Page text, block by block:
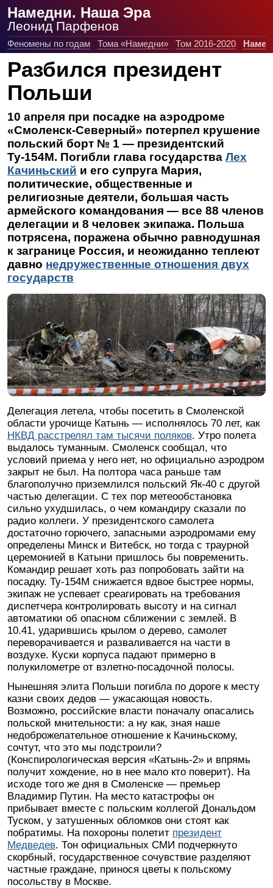
Намедни. Наша Эра
Леонид Парфенов
Феномены по годам Тома «Намедни» Том 2016-2020
Разбился президент
Польши
10 апреля при посадке на аэродроме
«Смоленск-Северный» потерпел крушение
польский борт № 1 — президентский
Ту-154М. Погибли глава государства Лех
Качиньский и его супруга Мария,
политические, общественные и
религиозные деятели, большая часть
армейского командования — все 88 членов
делегации и 8 человек экипажа. Польша
потрясена, поражена обычно равнодушная
к загранице Россия, и неожиданно теплеют
давно недружественные отношения двух
государств
Делегация летела, чтобы посетить в Смоленской
области урочище Катынь — исполнялось 70 лет, как
НКВД расстрелял там тысячи поляков. Утро полета
выдалось туманным. Смоленск сообщал, что
условий приема у него нет, но официально аэродром
закрыт не был. На полтора часа раньше там
благополучно приземлился польский Як-40 с другой
частью делегации. С тех пор метеообстановка
сильно ухудшилась, о чем командиру сказали по
радио коллеги. У президентского самолета
достаточно горючего, запасными аэродромами ему
определены Минск и Витебск, но тогда с траурной
церемонией в Катыни пришлось бы повременить.
Командир решает хоть раз попробовать зайти на
посадку. Ту-154М снижается вдвое быстрее нормы,
экипаж не успевает среагировать на требования
диспетчера контролировать высоту и на сигнал
автоматики об опасном сближении с землей. В
10.41, ударившись крылом о дерево, самолет
переворачивается и разваливается на части в
воздухе. Куски корпуса падают примерно в
полукилометре от взлетно-посадочной полосы.
Нынешняя элита Польши погибла по дороге к месту
казни своих дедов — ужасающая новость.
Возможно, российские власти поначалу опасались
польской мнительности: а ну как, зная наше
недоброжелательное отношение к Качиньскому,
сочтут, что это мы подстроили?
(Конспирологическая версия «Катынь-2» и впрямь
получит хождение, но в нее мало кто поверит). На
исходе того же дня в Смоленске — премьер
Владимир Путин. На место катастрофы он
прибывает вместе с польским коллегой Дональдом
Туском, у затушенных обломков они стоят как
побратимы. На похороны полетит президент
Медведев. Тон официальных СМИ подчеркнуто
скорбный, государственное сочувствие разделяют
частные граждане, принося цветы к польскому
посольству в Москве.